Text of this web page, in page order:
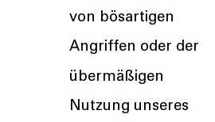
von bösartigen
Angriffen oder der
übermäßigen
Nutzung unseres